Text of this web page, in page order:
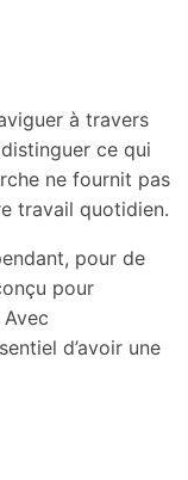
à travers
ce qui
ne fournit pas
travail quotidien.
pour de
pour
d’avoir une